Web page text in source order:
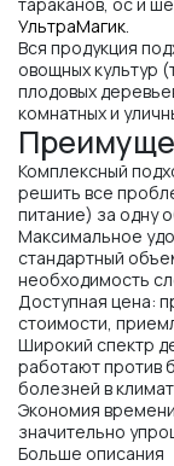
УльтраМагик.
Вся продукция
овощных культур
плодовых
комнатных и
Комплексный
решить все
питание) за одну
Максимальное
стандартный
необходимость
Доступная цена:
стоимости,
Широкий спектр
работают против
болезней в
Экономия
значительно
Больше описания